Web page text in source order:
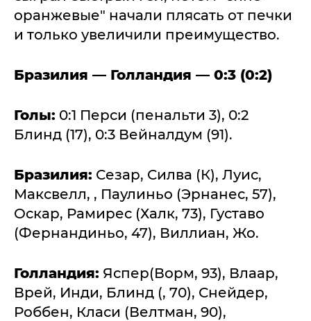
оранжевые" начали плясать от печки
и только увеличили преимущество.
Бразилия — Голландия — 0:3 (0:2)
Голы: 0:1 Перси (пенальти 3), 0:2
Блинд (17), 0:3 Вейналдум (91).
Бразилия: Сезар, Силва (К), Луис,
Максвелл, , Паулиньо (Эрнанес, 57),
Оскар, Рамирес (Халк, 73), Густаво
(Фернандиньо, 47), Виллиан, Жо.
Голландия: Яспер(Ворм, 93), Влаар,
Врей, Инди, Блинд (, 70), Снейдер,
Роббен, Класи (Велтман, 90),